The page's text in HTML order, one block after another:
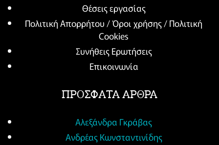
Θέσεις εργασίας
Πολιτική Απορρήτου / Όροι χρήσης / Πολιτική
Cookies
Συνήθεις Ερωτήσεις
Επικοινωνία
ΠΡΟΣΦΑΤΑ ΑΡΘΡΑ
Αλεξάνδρα Γκράβας
Ανδρέας Κωνσταντινίδης